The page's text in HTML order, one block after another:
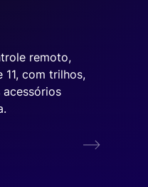
remoto,
11, com trilhos,